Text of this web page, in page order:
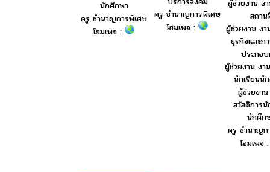
นักศึกษา
ครู ชำนาญการพิเศษ
โฮมเพจ :
ครู ชำนาญการพิเศษ
โฮมเพจ :
ผู้ช่วยงาน ง
สถาน
ผู้ช่วยงาน งา
ธุรกิจและก
ประกอ
ผู้ช่วยงาน งา
นักเรียนนั
ผู้ช่วยงา
สวัสดิการนั
นักศึก
ครู ชำนาญก
โฮมเพจ